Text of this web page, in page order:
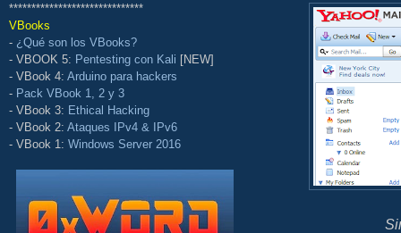
******************************
VBooks
- ¿Qué son los VBooks?
- VBOOK 5: Pentesting con Kali [NEW]
- VBook 4: Arduino para hackers
- Pack VBook 1, 2 y 3
- VBook 3: Ethical Hacking
- VBook 2: Ataques IPv4 & IPv6
- VBook 1: Windows Server 2016